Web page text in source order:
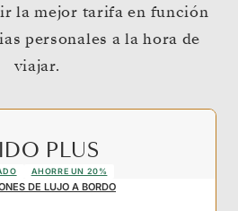
la mejor tarifa en función
personales a la hora de
viajar.
PLUS
AHORRE UN 20%
DE LUJO A BORDO